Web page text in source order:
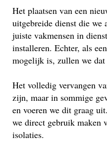
Het plaatsen van een
uitgebreide dienst die we
juiste vakmensen in
installeren. Echter, als
mogelijk is, zullen we dat
Het volledig vervangen
zijn, maar in sommige
en voeren we dit graag
we direct gebruik maken
isolaties.